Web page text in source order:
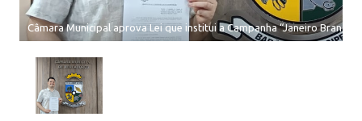
Câmara Municipal aprova Lei que institui a Campanha “Janeiro